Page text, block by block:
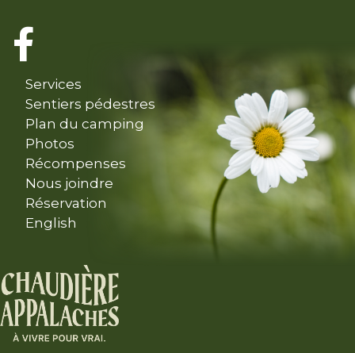
Services
Sentiers pédestres
Plan du camping
Photos
Récompenses
Nous joindre
Réservation
English